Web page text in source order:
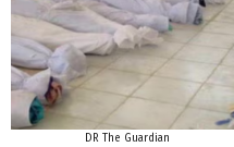
DR The Guardian